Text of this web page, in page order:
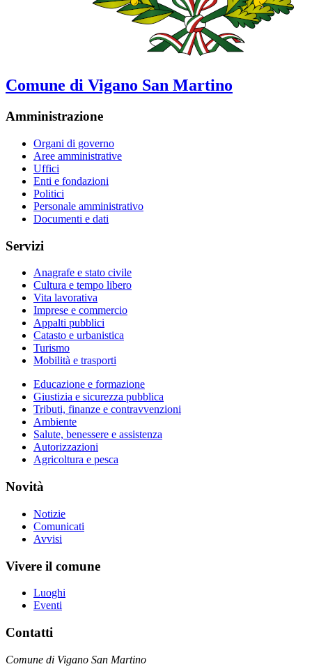
Comune di Vigano San Martino
Amministrazione
Organi di governo
Aree amministrative
Uffici
Enti e fondazioni
Politici
Personale amministrativo
Documenti e dati
Servizi
Anagrafe e stato civile
Cultura e tempo libero
Vita lavorativa
Imprese e commercio
Appalti pubblici
Catasto e urbanistica
Turismo
Mobilità e trasporti
Educazione e formazione
Giustizia e sicurezza pubblica
Tributi, finanze e contravvenzioni
Ambiente
Salute, benessere e assistenza
Autorizzazioni
Agricoltura e pesca
Novità
Notizie
Comunicati
Avvisi
Vivere il comune
Luoghi
Eventi
Contatti
Comune di Vigano San Martino